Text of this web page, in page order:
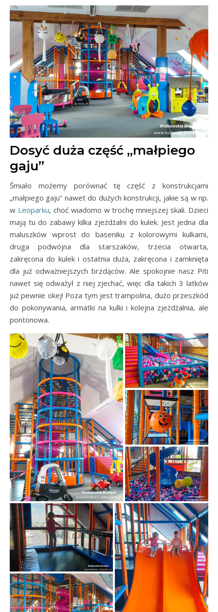
Dosyć duża część „małpiego
gaju”
Śmiało możemy porównać tę część z konstrukcjami
„małpiego gaju” nawet do dużych konstrukcji, jakie są w np.
w Leoparku, choć wiadomo w trochę mniejszej skali. Dzieci
mają tu do zabawy kilka zjeżdżalni do kulek. Jest jedna dla
maluszków wprost do baseniku z kolorowymi kulkami,
druga podwójna dla starszaków, trzecia otwarta,
zakręcona do kulek i ostatnia duża, zakręcona i zamknięta
dla już odważniejszych brzdąców. Ale spokojnie nasz Piti
nawet się odważył z niej zjechać, więc dla takich 3 latków
już pewnie okej! Poza tym jest trampolina, dużo przeszkód
do pokonywania, armatki na kulki i kolejna zjeżdżalnia, ale
pontonowa.